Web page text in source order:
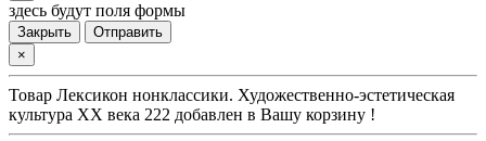
здесь будут поля формы
Закрыть
Отправить
×
Товар Лексикон нонклассики. Художественно-эстетическая
культура XX века 222 добавлен в Вашу корзину !